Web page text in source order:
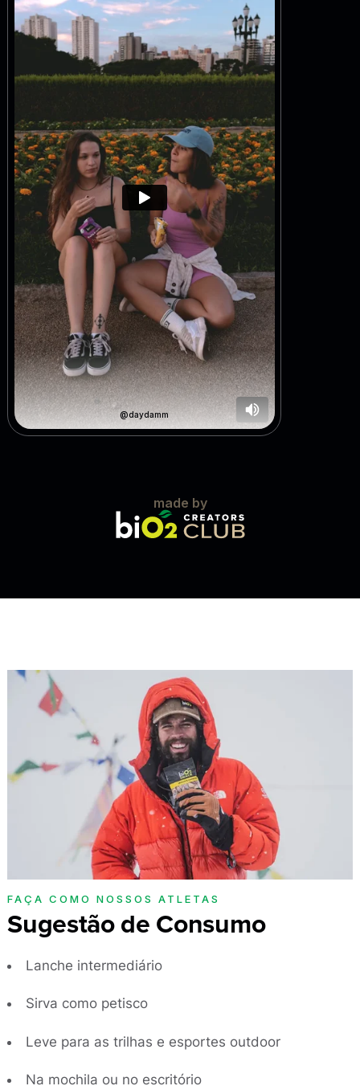
@daydamm
made by
FAÇA COMO NOSSOS ATLETAS
Sugestão de Consumo
Lanche intermediário
Sirva como petisco
Leve para as trilhas e esportes outdoor
Na mochila ou no escritório